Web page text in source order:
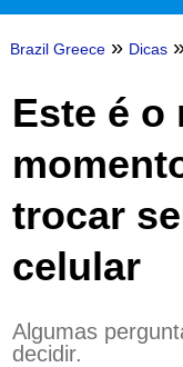
Brazil Greece » Dicas
Este é o
trocar
celular
Algumas
decidir.